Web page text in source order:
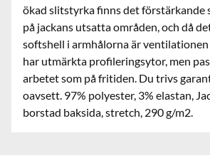
ökad slitstyrka finns det förstärkande
på jackans utsatta områden, och då
softshell i armhålorna är
har utmärkta profileringsytor, men
arbetet som på fritiden. Du trivs
oavsett. 97% polyester, 3% elastan,
borstad baksida, stretch, 290 g/m2.